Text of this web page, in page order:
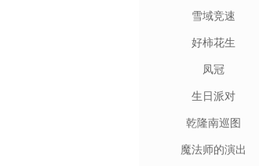
雪域竞速
好柿花生
凤冠
生日派对
乾隆南巡图
魔法师的演出